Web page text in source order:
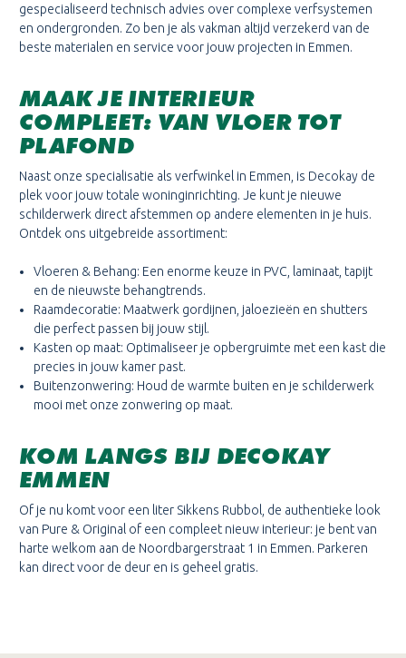
gespecialiseerd technisch advies over complexe verfsystemen
en ondergronden. Zo ben je als vakman altijd verzekerd van de
beste materialen en service voor jouw projecten in Emmen.
MAAK JE INTERIEUR
COMPLEET: VAN VLOER TOT
PLAFOND
Naast onze specialisatie als verfwinkel in Emmen, is Decokay de
plek voor jouw totale woninginrichting. Je kunt je nieuwe
schilderwerk direct afstemmen op andere elementen in je huis.
Ontdek ons uitgebreide assortiment:
Vloeren & Behang: Een enorme keuze in PVC, laminaat, tapijt
en de nieuwste behangtrends.
Raamdecoratie: Maatwerk gordijnen, jaloezieën en shutters
die perfect passen bij jouw stijl.
Kasten op maat: Optimaliseer je opbergruimte met een kast die
precies in jouw kamer past.
Buitenzonwering: Houd de warmte buiten en je schilderwerk
mooi met onze zonwering op maat.
KOM LANGS BIJ DECOKAY
EMMEN
Of je nu komt voor een liter Sikkens Rubbol, de authentieke look
van Pure & Original of een compleet nieuw interieur: je bent van
harte welkom aan de Noordbargerstraat 1 in Emmen. Parkeren
kan direct voor de deur en is geheel gratis.